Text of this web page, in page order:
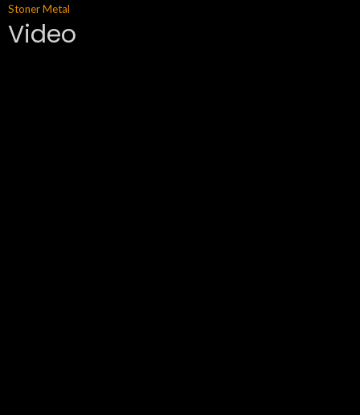
Stoner Metal
Video